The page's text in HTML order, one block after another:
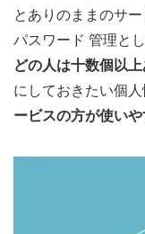
とありのままのサ
パスワード 管理と
どの人は十数個以
にしておきたい個
ービスの方が使いや